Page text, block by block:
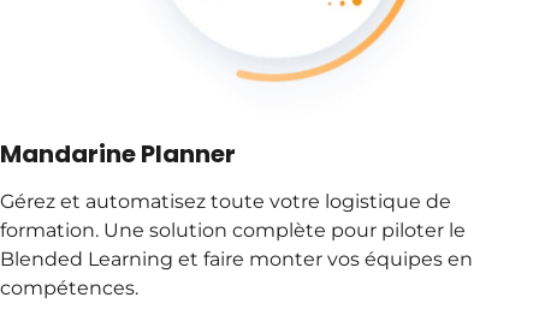
Mandarine Planner
Gérez et automatisez toute votre logistique de
formation. Une solution complète pour piloter le
Blended Learning et faire monter vos équipes en
compétences.